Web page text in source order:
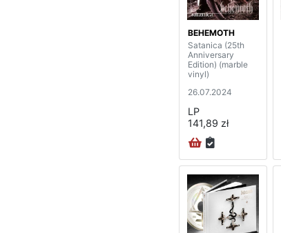
BEHEMOTH
Satanica (25th
Anniversary
Edition) (marble
vinyl)
26.07.2024
LP
141,89 zł